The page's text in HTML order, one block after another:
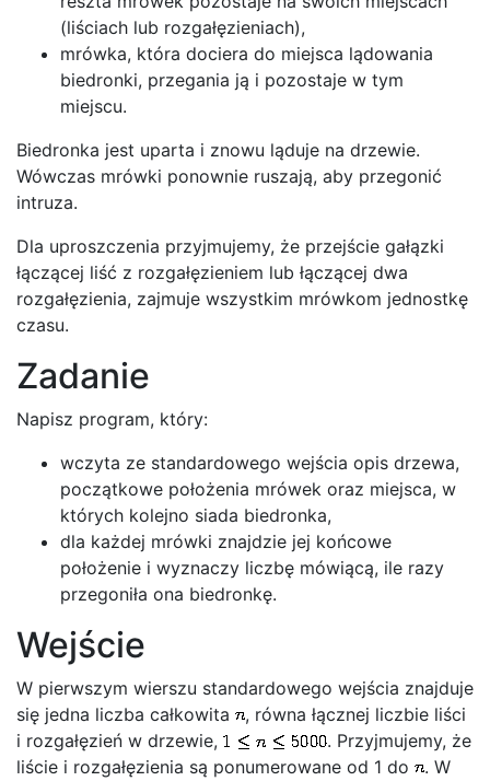
(liściach lub rozgałęzieniach),
mrówka, która dociera do miejsca lądowania
biedronki, przegania ją i pozostaje w tym
miejscu.
Biedronka jest uparta i znowu ląduje na drzewie.
Wówczas mrówki ponownie ruszają, aby przegonić
intruza.
Dla uproszczenia przyjmujemy, że przejście gałązki
łączącej liść z rozgałęzieniem lub łączącej dwa
rozgałęzienia, zajmuje wszystkim mrówkom jednostkę
czasu.
Zadanie
Napisz program, który:
wczyta ze standardowego wejścia opis drzewa,
początkowe położenia mrówek oraz miejsca, w
których kolejno siada biedronka,
dla każdej mrówki znajdzie jej końcowe
położenie i wyznaczy liczbę mówiącą, ile razy
przegoniła ona biedronkę.
Wejście
W pierwszym wierszu standardowego wejścia znajduje
się jedna liczba całkowita
, równa łącznej liczbie liści
i rozgałęzień w drzewie,
. Przyjmujemy, że
liście i rozgałęzienia są ponumerowane od 1 do
. W